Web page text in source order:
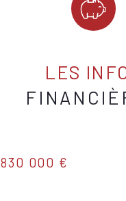
LES
830 000 €